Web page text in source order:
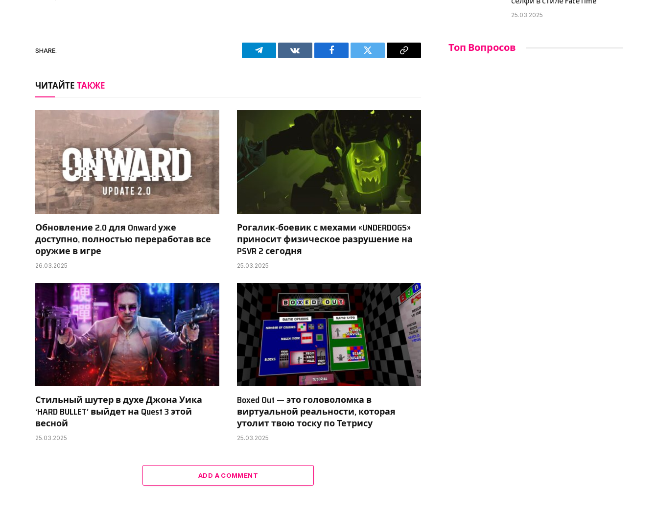
SHARE.
Telegram VKontakteFacebook Twitter
Copy
ЧИТАЙТЕТАКЖЕ
Обновление 2.0 для Onward уже
доступно, полностью переработав все
оружие в игре
26.03.2025
Рогалик-боевик с мехами «UNDERDOGS»
приносит физическое разрушение на
PSVR 2 сегодня
25.03.2025
Стильный шутер в духе Джона Уика
‘HARD BULLET’ выйдет на Quest 3 этой
весной
25.03.2025
Boxed Out — это головоломка в
виртуальной реальности, которая
утолит твою тоску по Тетрису
25.03.2025
ADD A COMMENT
25.03.2025
Топ Вопросов